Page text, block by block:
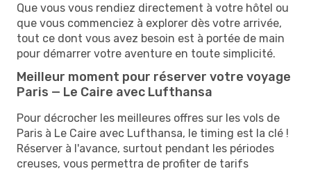
Que vous vous rendiez directement à votre hôtel ou
que vous commenciez à explorer dès votre arrivée,
tout ce dont vous avez besoin est à portée de main
pour démarrer votre aventure en toute simplicité.
Meilleur moment pour réserver votre voyage
Paris — Le Caire avec Lufthansa
Pour décrocher les meilleures offres sur les vols de
Paris à Le Caire avec Lufthansa, le timing est la clé !
Réserver à l'avance, surtout pendant les périodes
creuses, vous permettra de profiter de tarifs